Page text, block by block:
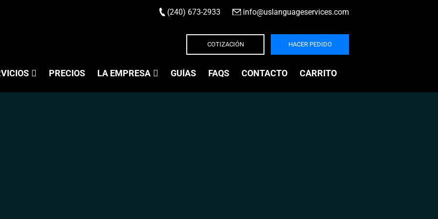
(240) 673-2933 info@uslanguageservices.com
COTIZACIÓN HACER PEDIDO
PRECIOS LA EMPRESA GUÍAS FAQS CONTACTO CARRITO